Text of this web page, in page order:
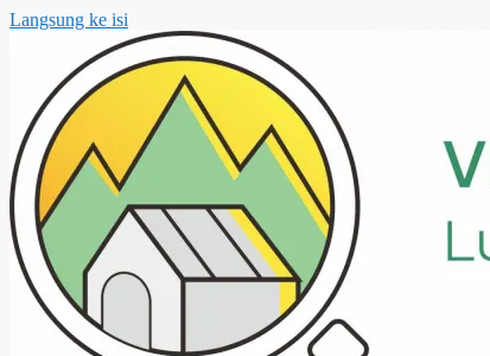
Langsung ke isi